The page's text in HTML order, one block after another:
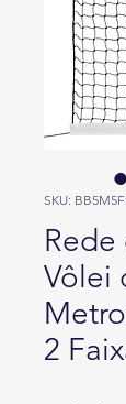
SKU:
Vôlei
2